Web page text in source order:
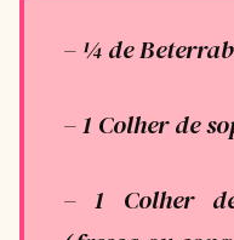
– ¼ de
– 1 Colher de
– 1 Colher